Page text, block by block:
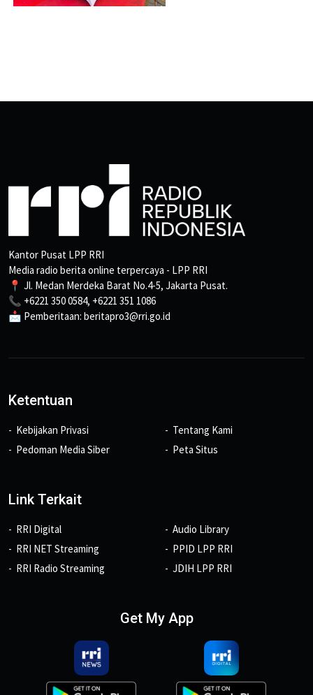
Kantor Pusat LPP RRI
Media radio berita online terpercaya - LPP RRI
📍 Jl. Medan Merdeka Barat No.4-5, Jakarta Pusat.
📞 +6221 350 0584, +6221 351 1086
📩 Pemberitaan: beritapro3@rri.go.id
Ketentuan
Kebijakan Privasi
Pedoman Media Siber
Tentang Kami
Peta Situs
Link Terkait
RRI Digital
RRI NET Streaming
RRI Radio Streaming
Audio Library
PPID LPP RRI
JDIH LPP RRI
Get My App